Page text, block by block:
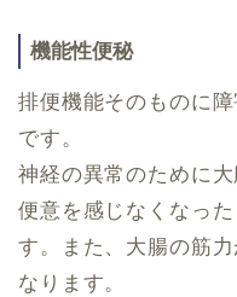
機能性便秘
排便機能そのものに
です。
神経の異常のために
便意を感じなくなっ
す。また、大腸の筋
なります。